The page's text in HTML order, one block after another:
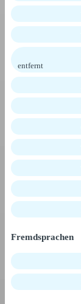
entfernt
Fremdsprachen